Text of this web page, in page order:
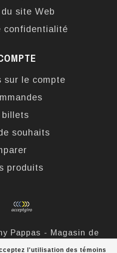
l'utilisation des témoins
site Web
confidentialité
sur le compte
billets
souhaits
produits
Pappas - Magasin de
byLightspeed-